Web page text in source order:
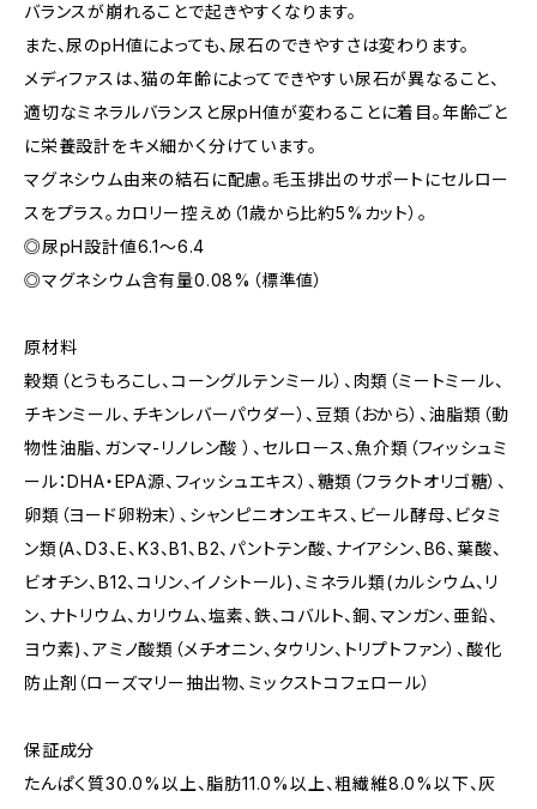
バランスが崩れることで起きやすくなります。
また、尿のpH値によっても、尿石のできやすさは変わります。
メディファスは、猫の年齢によってできやすい尿石が異なること、
適切なミネラルバランスと尿pH値が変わることに着目。年齢ごと
に栄養設計をキメ細かく分けています。
マグネシウム由来の結石に配慮。毛玉排出のサポートにセルロー
スをプラス。カロリー控えめ（1歳から比約5%カット）。
◎尿pH設計値6.1～6.4
◎マグネシウム含有量0.08%（標準値）
原材料
穀類（とうもろこし、コーングルテンミール）、肉類（ミートミール、
チキンミール、チキンレバーパウダー）、豆類（おから）、油脂類（動
物性油脂、ガンマ-リノレン酸 ）、セルロース、魚介類（フィッシュミ
ール：DHA・EPA源、フィッシュエキス）、糖類（フラクトオリゴ糖）、
卵類（ヨード卵粉末）、シャンピニオンエキス、ビール酵母、ビタミ
ン類(A、D3、E、K3、B1、B2、パントテン酸、ナイアシン、B6、葉酸、
ビオチン、B12、コリン、イノシトール)、ミネラル類(カルシウム、リ
ン、ナトリウム、カリウム、塩素、鉄、コバルト、銅、マンガン、亜鉛、
ヨウ素)、アミノ酸類（メチオニン、タウリン、トリプトファン）、酸化
防止剤（ローズマリー抽出物、ミックストコフェロール）
保証成分
たんぱく質30.0%以上、脂肪11.0%以上、粗繊維8.0%以下、灰